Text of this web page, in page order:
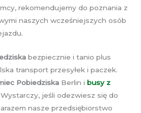
rekomendujemy do poznania z
naszych wcześniejszych osób
bezpiecznie i tanio plus
transport przesyłek i paczek.
Pobiedziska Berlin i busy z
Wystarczy, jeśli odezwiesz się do
nasze przedsiębiorstwo